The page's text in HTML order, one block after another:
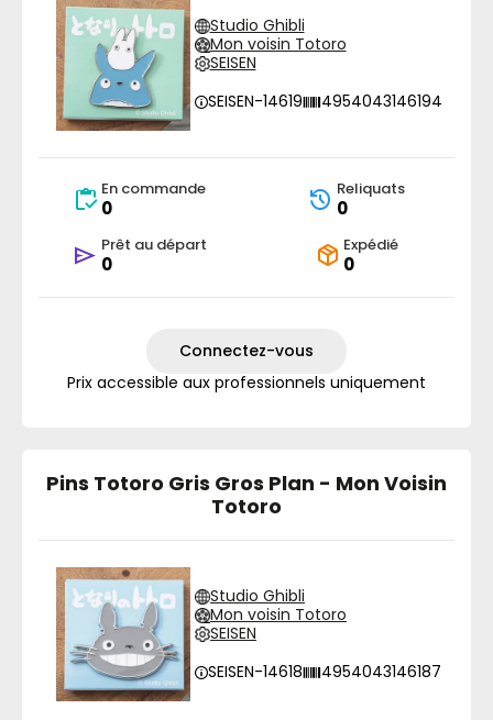
Studio Ghibli
Mon voisin Totoro
SEISEN
SEISEN-14619
4954043146194
En commande
0
Reliquats
0
Prêt au départ
0
Expédié
0
Connectez-vous
Prix accessible aux professionnels uniquement
Pins Totoro Gris Gros Plan - Mon Voisin
Totoro
Studio Ghibli
Mon voisin Totoro
SEISEN
SEISEN-14618
4954043146187